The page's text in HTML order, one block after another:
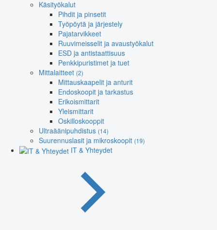
Käsityökalut
Pihdit ja pinsetit
Työpöytä ja järjestely
Pajatarvikkeet
Ruuvimeisselit ja avaustyökalut
ESD ja antistaattisuus
Penkkipuristimet ja tuet
Mittalaitteet (2)
Mittauskaapelit ja anturit
Endoskoopit ja tarkastus
Erikoismittarit
Yleismittarit
Oskilloskooppit
Ultraäänipuhdistus (14)
Suurennuslasit ja mikroskoopit (19)
IT & Yhteydet